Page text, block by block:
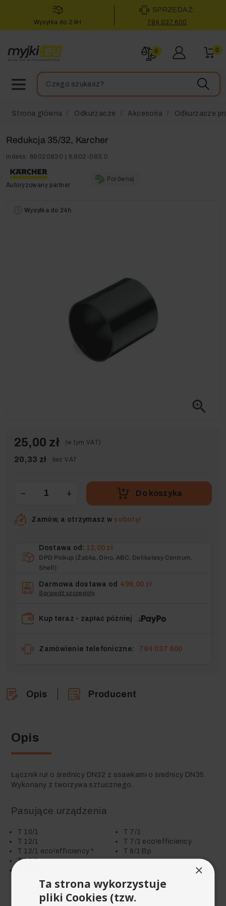
Wysyłka do 24H
SPRZEDAŻ:
794 037 600
0 0
Strona główna Odkurzacze Akcesoria Odkurzacze
Redukcja 35/32, Karcher
Indeks: 69020830 | 6.902-083.0
Autoryzowany partner
Porównaj
Wysyłka do 24h
zoom_in
25,00 zł (w tym VAT)
20,33 zł bez VAT
− + Do koszyka
Zamów, a otrzymasz w sobotę!
Dostawa od: 12,00 zł
DPD Pickup (Żabka, Dino, ABC, Delikatesy Centrum,
Shell)
Darmowa dostawa od 499,00 zł
Sprawdź szczegóły
Kup teraz - zapłać później
Zamówienie telefoniczne: 794 037 600
Opis Producent
Opis
Łącznik rur o średnicy DN32 z ssawkami o średnicy DN35.
Wykonany z tworzywa sztucznego.
Pasujące urządzenia
T 10/1
T 12/1
T 12/1 eco!efficiency *
T 15/1
T 7/1
T 7/1 eco!efficiency
T 9/1 Bp
×
Ta strona wykorzystuje
pliki Cookies (tzw.